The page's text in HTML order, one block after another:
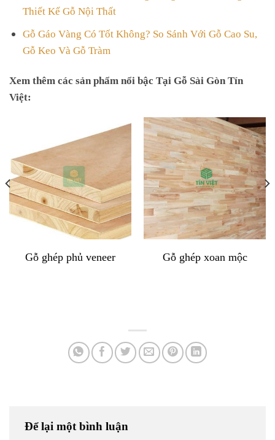
Thiết Kế Gỗ Nội Thất
Gỗ Gáo Vàng Có Tốt Không? So Sánh Với Gỗ Cao Su,
Gỗ Keo Và Gỗ Tràm
Xem thêm các sản phẩm nổi bậc Tại Gỗ Sài Gòn Tín
Việt:
Gỗ ghép phủ veneer Gỗ ghép xoan mộc
Để lại một bình luận